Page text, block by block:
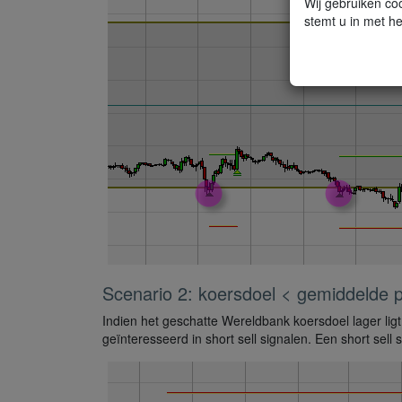
Scenario 2: koersdoel < gemiddelde
Indien het geschatte Wereldbank koersdoel lager
geïnteresseerd in short sell signalen. Een short sell
stemt u in met